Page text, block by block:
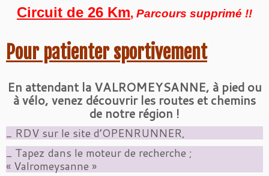
Circuit de 26 Km, Parcours supprimé !!
Pour patienter sportivement
En attendant la VALROMEYSANNE, à pied ou
à vélo, venez découvrir les routes et chemins
de notre région !
_ RDV sur le site d’OPENRUNNER,
_ Tapez dans le moteur de recherche ;
« Valromeysanne »